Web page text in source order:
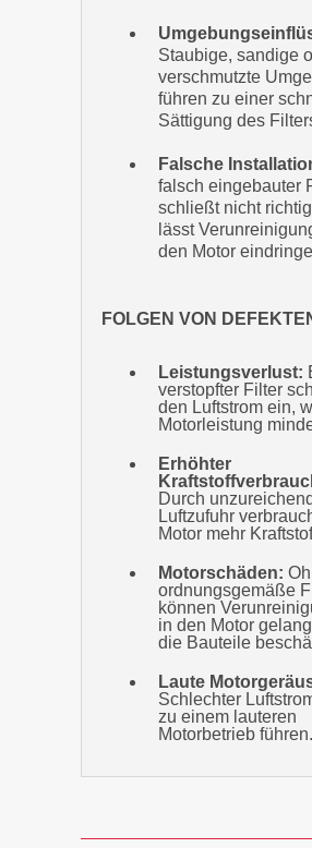
Staubige, sandige
verschmutzte
führen zu einer
Sättigung des
Falsche
falsch eingebauter
schließt nicht
lässt
den Motor
FOLGEN VON
Leistungsverlust:
verstopfter Filter
den Luftstrom ein,
Motorleistung
Erhöhter
Durch
Luftzufuhr
Motor mehr
Motorschäden:
ordnungsgemäße
können
in den Motor
die Bauteile
Laute
Schlechter
zu einem lauteren
Motorbetrieb führen.